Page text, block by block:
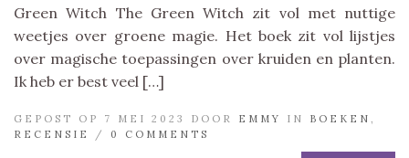
Green Witch The Green Witch zit vol met nuttige
weetjes over groene magie. Het boek zit vol lijstjes
over magische toepassingen over kruiden en planten.
Ik heb er best veel […]
GEPOST OP 7 MEI 2023 DOOR EMMY IN BOEKEN
RECENSIE
/ 0 COMMENTS